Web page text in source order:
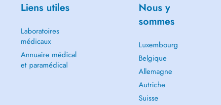
Liens utiles
Laboratoires
médicaux
Annuaire médical
et paramédical
Nous y
sommes
Luxembourg
Belgique
Allemagne
Autriche
Suisse